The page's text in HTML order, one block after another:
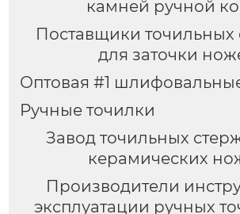
камней ручной
Поставщики точильных
для заточки
Оптовая #1
Ручные точилки
Завод точильных
керамических
Производители
эксплуатации ручных